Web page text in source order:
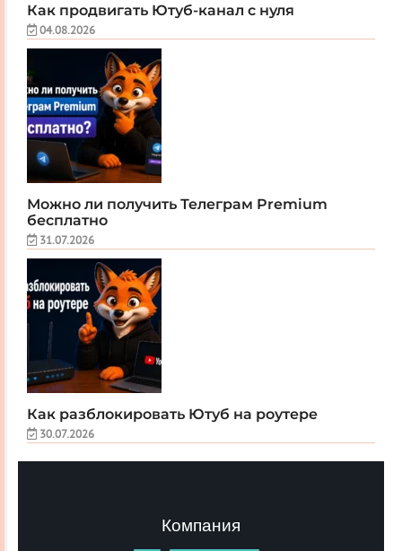
Как продвигать Ютуб-канал с нуля
04.08.2026
Можно ли получить Телеграм Premium
бесплатно
31.07.2026
Как разблокировать Ютуб на роутере
30.07.2026
Компания